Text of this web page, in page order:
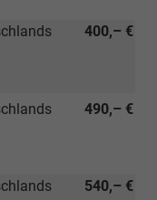
Händler
400,– €
490,– €
540,– €